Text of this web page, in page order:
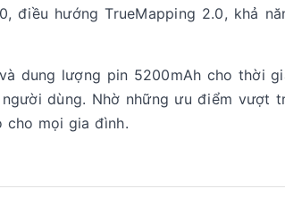
điều hướng TrueMapping 2.0, khả
dung lượng pin 5200mAh cho thời
dùng. Nhờ những ưu điểm vượt
cho mọi gia đình.